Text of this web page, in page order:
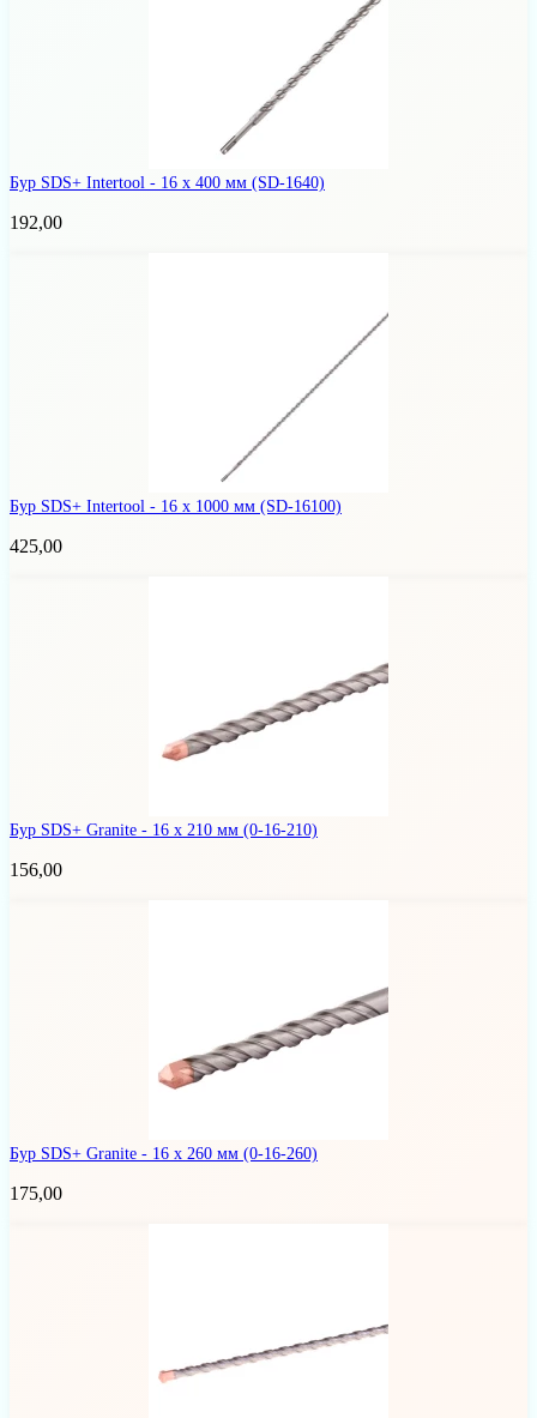
Бур SDS+ Intertool - 16 х 400 мм (SD-1640)
192,00
Бур SDS+ Intertool - 16 х 1000 мм (SD-16100)
425,00
Бур SDS+ Granite - 16 х 210 мм (0-16-210)
156,00
Бур SDS+ Granite - 16 х 260 мм (0-16-260)
175,00